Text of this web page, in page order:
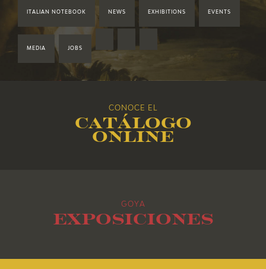
2019
2018
ITALIAN NOTEBOOK NEWS EXHIBITIONS EVENTS
MEDIA JOBS
CONOCE EL
Catálogo
online
GOYA
Exposiciones